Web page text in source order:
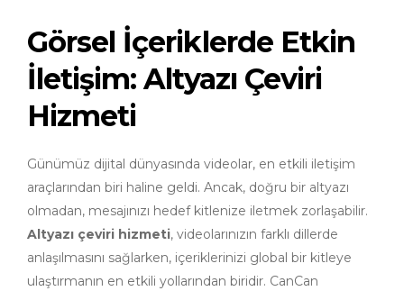
Görsel İçeriklerde Etkin
İletişim: Altyazı Çeviri
Hizmeti
Günümüz dijital dünyasında videolar, en etkili iletişim
araçlarından biri haline geldi. Ancak, doğru bir altyazı
olmadan, mesajınızı hedef kitlenize iletmek zorlaşabilir.
Altyazı çeviri hizmeti, videolarınızın farklı dillerde
anlaşılmasını sağlarken, içeriklerinizi global bir kitleye
ulaştırmanın en etkili yollarından biridir. CanCan